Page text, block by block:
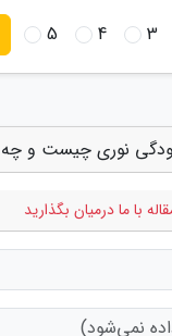
3
4
5
نوری چیست و چه
با ما درمیان بگذارید